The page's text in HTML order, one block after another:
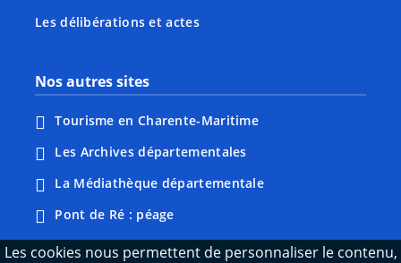
Les délibérations et actes
Nos autres sites
Tourisme en Charente-Maritime
Les Archives départementales
La Médiathèque départementale
Pont de Ré : péage
Webcams : Ré info trafic
Les cookies nous permettent de personnaliser le contenu,